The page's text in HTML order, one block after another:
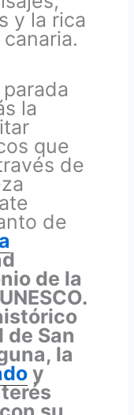
y la rica
la
que
de
de
de la
San
la
y